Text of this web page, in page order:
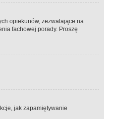
opiekunów, zezwalające na
fachowej porady. Proszę
jak zapamiętywanie